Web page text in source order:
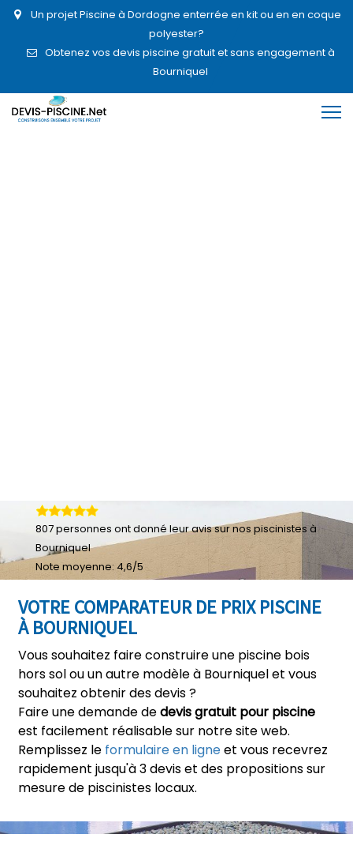
Un projet Piscine à Dordogne enterrée en kit ou en en coque
polyester?
Obtenez vos devis piscine gratuit et sans engagement à
Bourniquel
VOTRE COMPARATEUR DE PRIX PISCINE
À BOURNIQUEL
Vous souhaitez faire construire une piscine bois
hors sol ou un autre modèle à Bourniquel et vous
souhaitez obtenir des devis ?
Faire une demande dedevis gratuit pour piscine
est facilement réalisable sur notre site web.
Remplissez le formulaire en ligneet vous recevrez
rapidement jusqu'à 3 devis et des propositions sur
mesure de piscinistes locaux.
807personnes ont donné leuravis sur nos piscinistes à
Bourniquel
Note moyenne: 4,6/5